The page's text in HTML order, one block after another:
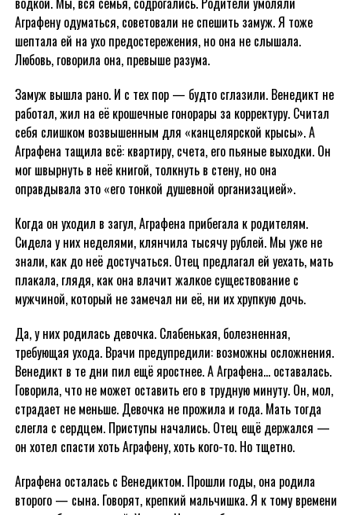
Аграфену одуматься, советовали не спешить замуж. Я тоже
шептала ей на ухо предостережения, но она не слышала.
Любовь, говорила она, превыше разума.
Замуж вышла рано. И с тех пор — будто сглазили. Венедикт не
работал, жил на её крошечные гонорары за корректуру. Считал
себя слишком возвышенным для «канцелярской крысы». А
Аграфена тащила всё: квартиру, счета, его пьяные выходки. Он
мог швырнуть в неё книгой, толкнуть в стену, но она
оправдывала это «его тонкой душевной организацией».
Когда он уходил в загул, Аграфена прибегала к родителям.
Сидела у них неделями, клянчила тысячу рублей. Мы уже не
знали, как до неё достучаться. Отец предлагал ей уехать, мать
плакала, глядя, как она влачит жалкое существование с
мужчиной, который не замечал ни её, ни их хрупкую дочь.
Да, у них родилась девочка. Слабенькая, болезненная,
требующая ухода. Врачи предупредили: возможны осложнения.
Венедикт в те дни пил ещё яростнее. А Аграфена… оставалась.
Говорила, что не может оставить его в трудную минуту. Он, мол,
страдает не меньше. Девочка не прожила и года. Мать тогда
слегла с сердцем. Приступы начались. Отец ещё держался —
он хотел спасти хоть Аграфену, хоть кого-то. Но тщетно.
Аграфена осталась с Венедиктом. Прошли годы, она родила
второго — сына. Говорят, крепкий мальчишка. Я к тому времени